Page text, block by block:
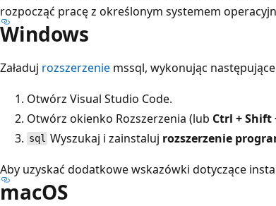
rozpocząć pracę z określonym systemem
Windows
Załaduj rozszerzenie mssql, wykonując
Otwórz Visual Studio Code.
Otwórz okienko Rozszerzenia (lub Ctrl + Shift
sql Wyszukaj i zainstaluj rozszerzenie
Aby uzyskać dodatkowe wskazówki dotyczące
macOS